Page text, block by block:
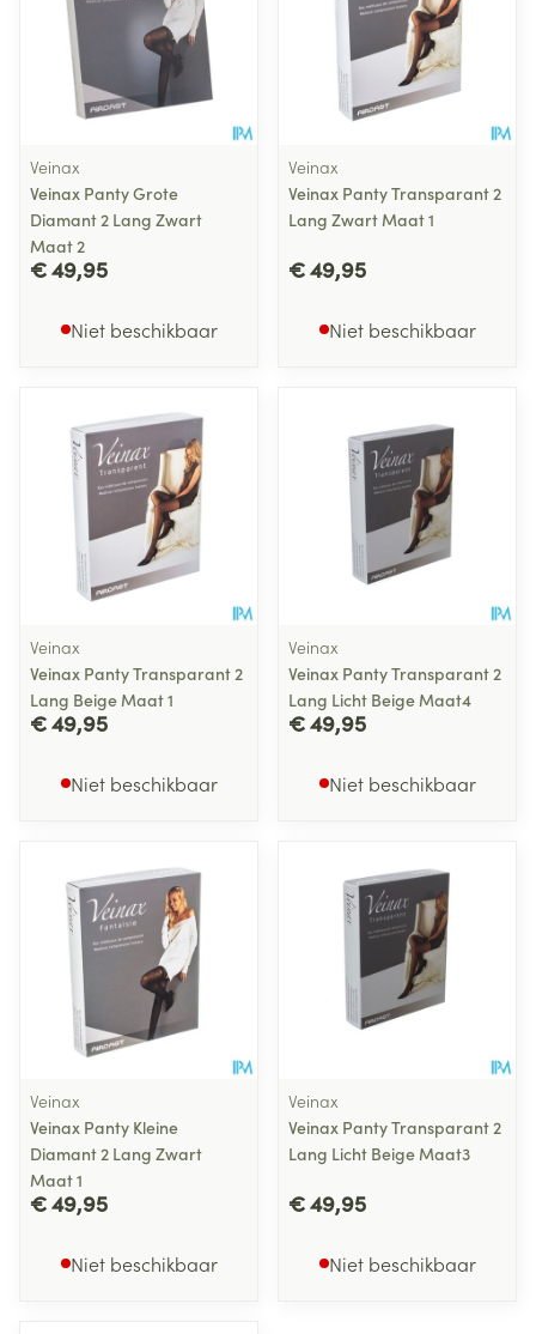
Veinax
Veinax Panty Grote
Diamant 2 Lang Zwart
Maat 2
€ 49,95
Niet beschikbaar
Veinax
Veinax Panty Transparant 2
Lang Zwart Maat 1
€ 49,95
Niet beschikbaar
Veinax
Veinax Panty Transparant 2
Lang Beige Maat 1
€ 49,95
Niet beschikbaar
Veinax
Veinax Panty Transparant 2
Lang Licht Beige Maat4
€ 49,95
Niet beschikbaar
Veinax
Veinax Panty Kleine
Diamant 2 Lang Zwart
Maat 1
€ 49,95
Niet beschikbaar
Veinax
Veinax Panty Transparant 2
Lang Licht Beige Maat3
€ 49,95
Niet beschikbaar